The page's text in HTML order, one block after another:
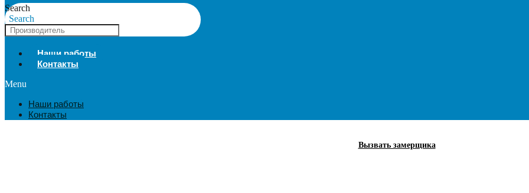
Search
Search
Наши работы
Контакты
Menu
Наши работы
Контакты
Вызвать замерщика